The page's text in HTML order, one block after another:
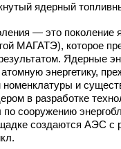
ядерный
— это поколение
МАГАТЭ), которое
Ядерные
энергетику,
и
в разработке
сооружению
создаются АЭС с